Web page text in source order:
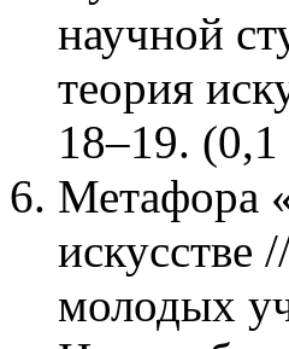
научной
теория
18–19.
Метафора
искусстве
молодых